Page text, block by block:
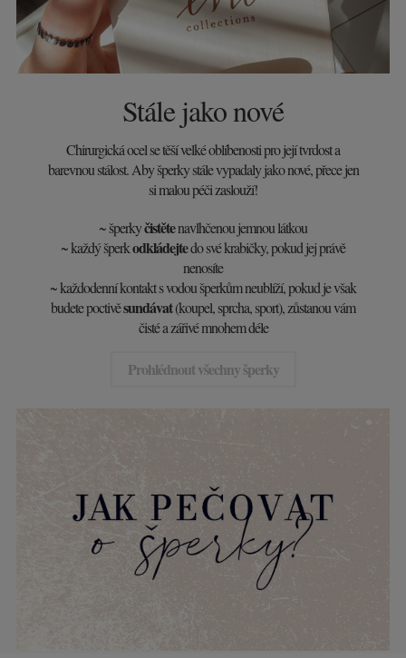
Stále jako nové
Chirurgická ocel se těší velké oblíbenosti pro její tvrdost a
barevnou stálost. Aby šperky stále vypadaly jako nové, přece jen
si malou péči zaslouží!
~ šperkyčistětenavlhčenou jemnou látkou
~ každý šperkodkládejtedo své krabičky, pokud jej právě
nenosíte
~ každodenní kontakt s vodou šperkům neublíží, pokud je však
budete poctivěsundávat(koupel, sprcha, sport), zůstanou vám
čisté a zářivé mnohem déle
Prohlédnout všechny šperky